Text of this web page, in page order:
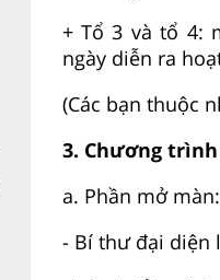
+ Tổ 3 và tổ 4:
ngày diễn ra
(Các bạn thuộc
3. Chương
a. Phần mở màn:
- Bí thư đại diện